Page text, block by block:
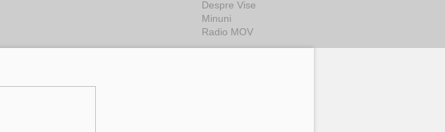
Despre Vise
Minuni
Radio MOV